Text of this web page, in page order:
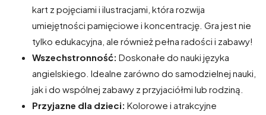
kart z pojęciami i ilustracjami, która rozwija
umiejętności pamięciowe i koncentrację. Gra jest nie
tylko edukacyjna, ale również pełna radości i zabawy!
Wszechstronność: Doskonałe do nauki języka
angielskiego. Idealne zarówno do samodzielnej nauki,
jak i do wspólnej zabawy z przyjaciółmi lub rodziną.
Przyjazne dla dzieci: Kolorowe i atrakcyjne